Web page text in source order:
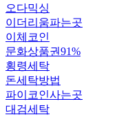
오다믹싱
이더리움파는곳
이체코인
문화상품권91%
횡령세탁
돈세탁방법
파이코인사는곳
대검세탁